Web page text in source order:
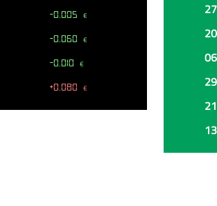
-0.005 €
-0.060 €
-0.010 €
+0.080 €